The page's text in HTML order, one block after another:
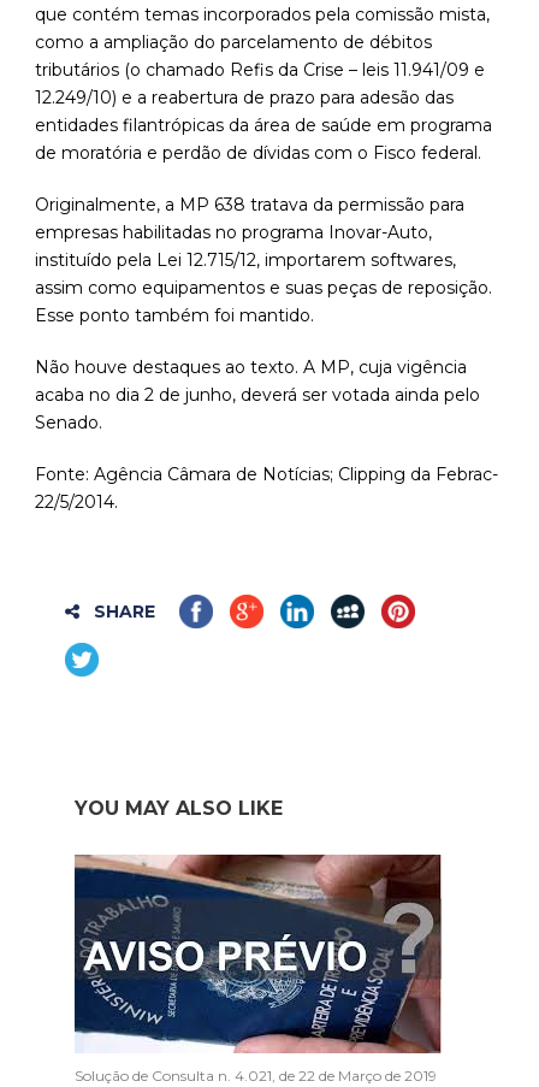
que contém temas incorporados pela comissão mista,
como a ampliação do parcelamento de débitos
tributários (o chamado Refis da Crise – leis 11.941/09 e
12.249/10) e a reabertura de prazo para adesão das
entidades filantrópicas da área de saúde em programa
de moratória e perdão de dívidas com o Fisco federal.
Originalmente, a MP 638 tratava da permissão para
empresas habilitadas no programa Inovar-Auto,
instituído pela Lei 12.715/12, importarem softwares,
assim como equipamentos e suas peças de reposição.
Esse ponto também foi mantido.
Não houve destaques ao texto. A MP, cuja vigência
acaba no dia 2 de junho, deverá ser votada ainda pelo
Senado.
Fonte: Agência Câmara de Notícias; Clipping da Febrac-
22/5/2014.
SHARE
YOU MAY ALSO LIKE
Solução de Consulta n. 4.021, de 22 de Março de 2019